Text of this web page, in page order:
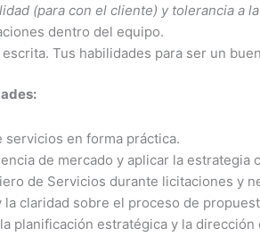
(para con el cliente) y tolerancia a
dentro del equipo.
Tus habilidades para ser un
servicios en forma práctica.
de mercado y aplicar la estrategia
de Servicios durante licitaciones y
claridad sobre el proceso de
planificación estratégica y la